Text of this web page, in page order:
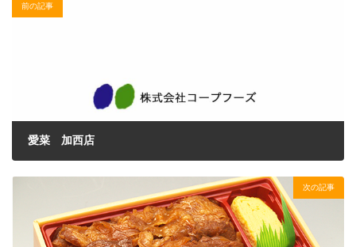
前の記事
愛菜 加西店
次の記事